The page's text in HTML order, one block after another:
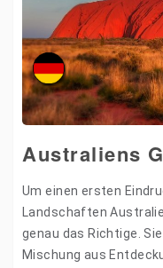
Australiens
Um einen ersten
Landschaften
genau das Richtige.
Mischung aus